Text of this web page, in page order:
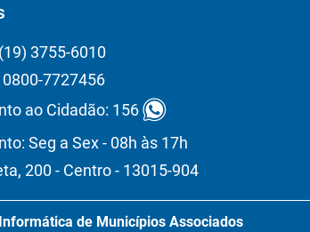
3755-6010
7727456
ao Cidadão: 156
Seg a Sex - 08h às 17h
200 - Centro - 13015-904
Informática de Municípios Associados